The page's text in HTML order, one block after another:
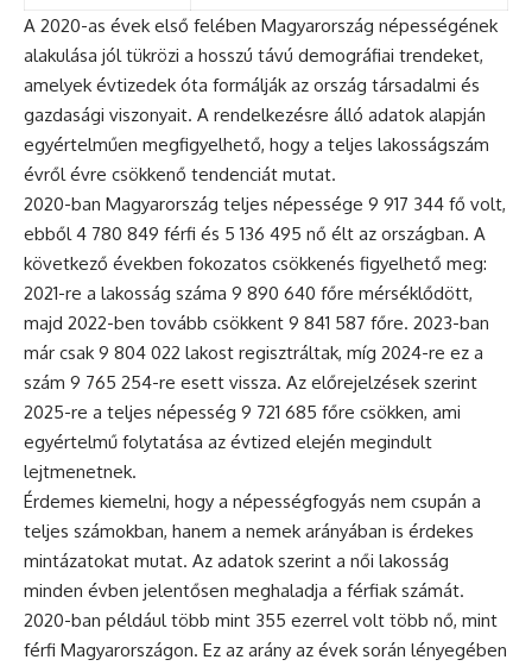
A 2020-as évek első felében Magyarország népességének
alakulása jól tükrözi a hosszú távú demográfiai trendeket,
amelyek évtizedek óta formálják az ország társadalmi és
gazdasági viszonyait. A rendelkezésre álló adatok alapján
egyértelműen megfigyelhető, hogy a teljes lakosságszám
évről évre csökkenő tendenciát mutat.
2020-ban Magyarország teljes népessége 9 917 344 fő volt,
ebből 4 780 849 férfi és 5 136 495 nő élt az országban. A
következő években fokozatos csökkenés figyelhető meg:
2021-re a lakosság száma 9 890 640 főre mérséklődött,
majd 2022-ben tovább csökkent 9 841 587 főre. 2023-ban
már csak 9 804 022 lakost regisztráltak, míg 2024-re ez a
szám 9 765 254-re esett vissza. Az előrejelzések szerint
2025-re a teljes népesség 9 721 685 főre csökken, ami
egyértelmű folytatása az évtized elején megindult
lejtmenetnek.
Érdemes kiemelni, hogy a népességfogyás nem csupán a
teljes számokban, hanem a nemek arányában is érdekes
mintázatokat mutat. Az adatok szerint a női lakosság
minden évben jelentősen meghaladja a férfiak számát.
2020-ban például több mint 355 ezerrel volt több nő, mint
férfi Magyarországon. Ez az arány az évek során lényegében